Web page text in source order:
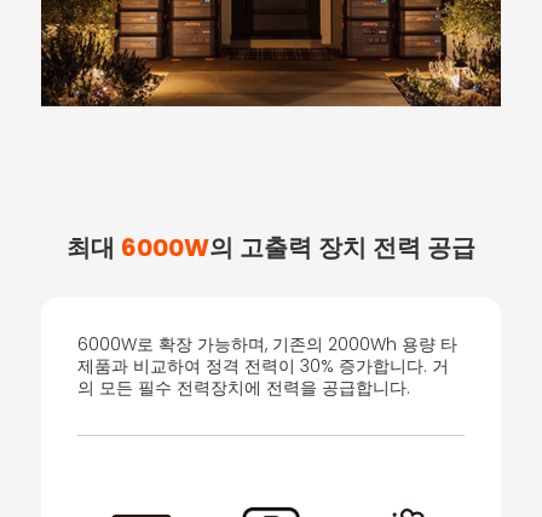
최대 6000W의 고출력 장치 전력 공급
6000W로 확장 가능하며, 기존의 2000Wh 용량 타
제품과 비교하여 정격 전력이 30% 증가합니다. 거
의 모든 필수 전력장치에 전력을 공급합니다.